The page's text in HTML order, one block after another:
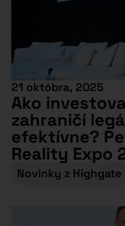
21 októbra, 2025
Ako
zahraničí
efektívne?
Reality Expo
Novinky z Highgate